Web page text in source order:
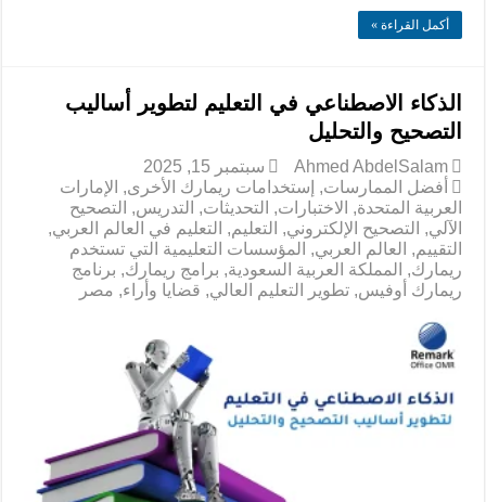
أكمل القراءة »
الذكاء الاصطناعي في التعليم لتطوير أساليب
التصحيح والتحليل
Ahmed AbdelSalam
سبتمبر 15, 2025
أفضل الممارسات, إستخدامات ريمارك الأخرى, الإمارات
العربية المتحدة, الاختبارات, التحديثات, التدريس, التصحيح
الآلي, التصحيح الإلكتروني, التعليم, التعليم في العالم العربي,
التقييم, العالم العربي, المؤسسات التعليمية التي تستخدم
ريمارك, المملكة العربية السعودية, برامج ريمارك, برنامج
ريمارك أوفيس,تطوير التعليم العالي, قضايا وأراء, مصر